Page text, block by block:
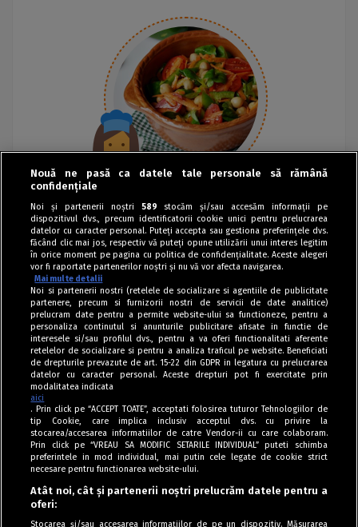
Tag index
Program Antena 1
Nouă ne pasă ca datele tale personale să rămână
confidențiale
Noi și partenerii noștri 589 stocăm și/sau accesăm informații pe
dispozitivul dvs., precum identificatorii cookie unici pentru prelucrarea
datelor cu caracter personal. Puteți accepta sau gestiona preferințele dvs.
făcând clic mai jos, respectiv vă puteți opune utilizării unui interes legitim
în orice moment pe pagina cu politica de confidențialitate. Aceste alegeri
vor fi raportate partenerilor noștri și nu vă vor afecta navigarea.
Mai multe detalii
Noi si partenerii nostri (retelele de socializare si agentiile de publicitate
partenere, precum si furnizorii nostri de servicii de date analitice)
prelucram date pentru a permite website-ului sa functioneze, pentru a
personaliza continutul si anunturile publicitare afisate in functie de
interesele si/sau profilul dvs., pentru a va oferi functionalitati aferente
retelelor de socializare si pentru a analiza traficul pe website. Beneficiati
de drepturile prevazute de art. 15-22 din GDPR in legatura cu prelucrarea
datelor cu caracter personal. Aceste drepturi pot fi exercitate prin
modalitatea indicata
aici
. Prin click pe “ACCEPT TOATE”, acceptati folosirea tuturor Tehnologiilor de
tip Cookie, care implica inclusiv acceptul dvs. cu privire la
stocarea/accesarea informatiilor de catre Vendor-ii cu care colaboram.
Prin click pe “VREAU SA MODIFIC SETARILE INDIVIDUAL” puteti schimba
preferintele in mod individual, mai putin cele legate de cookie strict
necesare pentru functionarea website-ului.
Atât noi, cât și partenerii noștri prelucrăm datele pentru a
oferi:
Stocarea și/sau accesarea informațiilor de pe un dispozitiv. Măsurarea